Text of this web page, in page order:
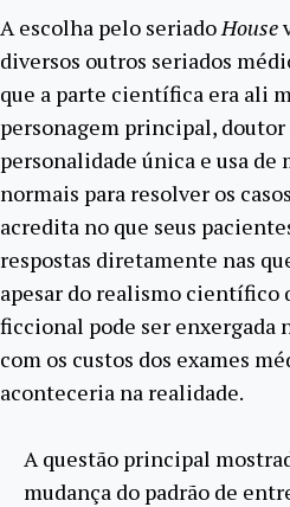
A escolha pelo seriado House
diversos outros seriados
que a parte científica era ali
personagem principal, doutor
personalidade única e usa de
normais para resolver os
acredita no que seus
respostas diretamente nas
apesar do realismo científico
ficcional pode ser enxergada
com os custos dos exames
aconteceria na realidade.
A questão principal
mudança do padrão de